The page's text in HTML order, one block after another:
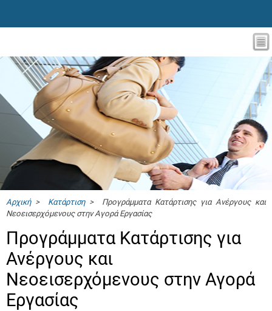
Αρχική> Κατάρτιση> Προγράμματα Κατάρτισης για Ανέργους και
Νεοεισερχόμενους στην Αγορά Εργασίας
Προγράμματα Κατάρτισης για
Ανέργους και
Νεοεισερχόμενους στην Αγορά
Εργασίας